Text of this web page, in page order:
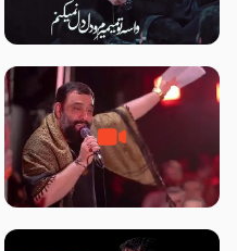
مصداق کربلا – حاج حسین سیب
سرخی
جانا جانا ابی عبدالله – کربلایی جواد
مقدم – شب هشتم محرم 1448 –